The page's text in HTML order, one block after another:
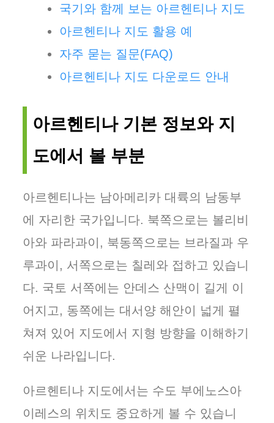
국기와 함께 보는 아르헨티나 지도
아르헨티나 지도 활용 예
자주 묻는 질문(FAQ)
아르헨티나 지도 다운로드 안내
아르헨티나 기본 정보와 지
도에서 볼 부분
아르헨티나는 남아메리카 대륙의 남동부
에 자리한 국가입니다. 북쪽으로는 볼리비
아와 파라과이, 북동쪽으로는 브라질과 우
루과이, 서쪽으로는 칠레와 접하고 있습니
다. 국토 서쪽에는 안데스 산맥이 길게 이
어지고, 동쪽에는 대서양 해안이 넓게 펼
쳐져 있어 지도에서 지형 방향을 이해하기
쉬운 나라입니다.
아르헨티나 지도에서는 수도 부에노스아
이레스의 위치도 중요하게 볼 수 있습니